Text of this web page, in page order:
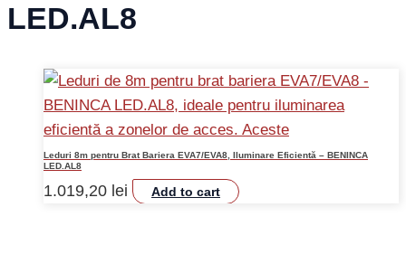
LED.AL8
Leduri 8m pentru Brat Bariera EVA7/EVA8, Iluminare Eficientă – BENINCA
LED.AL8
1.019,20 lei Add to cart